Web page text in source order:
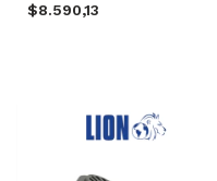
$8.590,13